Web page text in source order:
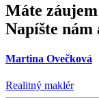
Máte
Napíšte
Martina Ovečková
Realitný maklér